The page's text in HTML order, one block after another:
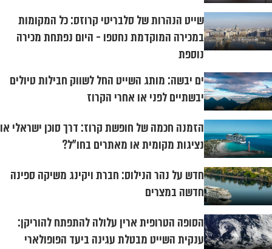
שייט הנהרות של סלבריטי קרוזס: כל המקומות
במכירה המוקדמת נחטפו - היום נפתחת מכירה
נוספת
ים יבשה: מותג השייט החל לשווק חבילות טיולים
יבשתיים לפני או אחרי הקרוז
הזמנה חכמה של חופשת קרוז: דרך סוכן ישראלי או
נציגות מקומית או מאתרים בחו״ל?
חדש על נהר הנילוס: חברת ויקינג משיקה ספינה
חדשה במצרים
הסופה הטרופית ארין עלולה להתפתח להוריקן:
ענקית השייט מבטלת עגינה ביעד הפופולארי